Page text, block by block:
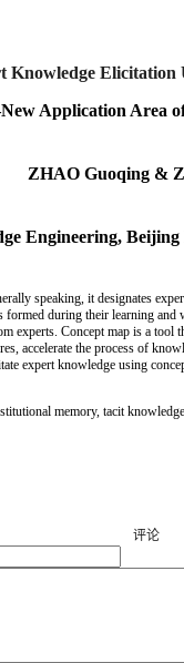
Knowledge Elicitation
New Application Area
ZHAO Guoqing &
Engineering, Beijing
speaking, it designates
during their learning
Concept map is a tool
accelerate the process of
expert knowledge using
memory, tacit knowledge
评论